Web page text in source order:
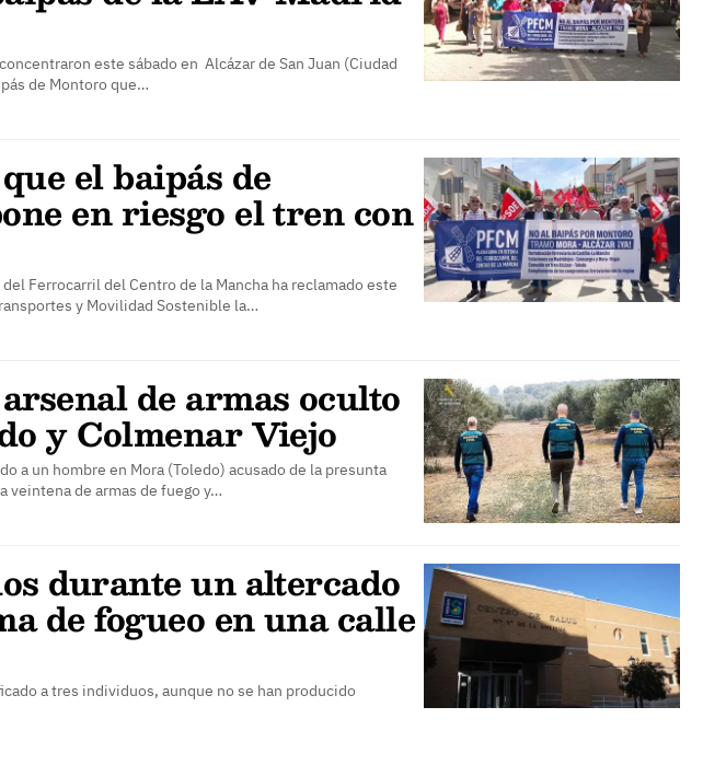
este sábado en Alcázar de San Juan (Ciudad
de Montoro que…
el baipás de
en riesgo el tren con
Ferrocarril del Centro de la Mancha ha reclamado este
y Movilidad Sostenible la…
de armas oculto
y Colmenar Viejo
a un hombre en Mora (Toledo) acusado de la presunta
veintena de armas de fuego y…
durante un altercado
de fogueo en una calle
a tres individuos, aunque no se han producido